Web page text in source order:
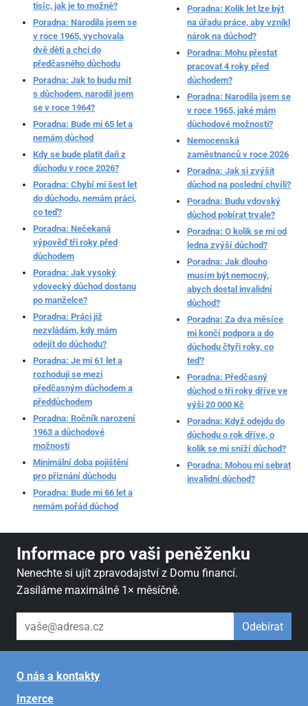
tisíc, jak je to možné?
Poradna: Narodila jsem se
v roce 1965, vychovala
dvě děti a chci do
předčasného důchodu
Poradna: Jak to budu mít
s důchodem, narodil jsem
se v roce 1964?
Poradna: Bude mi 65 let a
nemám důchod
Kdy se bude platit daň z
důchodu v roce 2026?
Poradna: Chybí mi šest let
do důchodu, nemám práci,
co teď?
Poradna: Nečekaná
výpověď tři roky před
důchodem
Poradna: Jak vysoký
vdovecký důchod dostanu
po manželce?
Poradna: Práci již
nezvládám, kdy mám
odejít do důchodu?
Poradna: Je mi 61 let a
rozhoduji se mezi
předčasným důchodem a
předdůchodem
Poradna: Ročník narození
1963 a důchodové
možnosti
Minimální doba pojištění
pro přiznání důchodu
Poradna: Bude mi 66 let a
nemám pořád důchod
Poradna: Kolik let lze být
na úřadu práce, aby vznikl
nárok na důchod?
Poradna: Mohu přestat
pracovat 4 roky před
důchodem?
Poradna: Narodila jsem se
v roce 1965, jaké mám
důchodové možnosti?
Nemocenská
zaměstnanců v roce 2026
Poradna: Jak si zvýšit
důchod na poslední chvíli?
Poradna: Budu vdovský
důchod pobírat trvale?
Poradna: O kolik se mi od
ledna zvýší důchod?
Poradna: Jak dlouho
musím být nemocný,
abych dostal invalidní
důchod?
Poradna: Za dva měsíce
mi končí podpora a do
důchodu čtyři roky, co
teď?
Poradna: Předčasný
důchod o tři roky dříve ve
výši 20 000 Kč
Poradna: Když odejdu do
důchodu o rok dříve, o
kolik se mi sníží důchod?
Poradna: Mohou mi sebrat
invalidní důchod?
Informace pro vaši peněženku
Nenechte si ujít zpravodajství z Domu financí.
Zasíláme maximálně 1× měsíčně.
váš email Odebírat
O nás a kontakty
Inzerce